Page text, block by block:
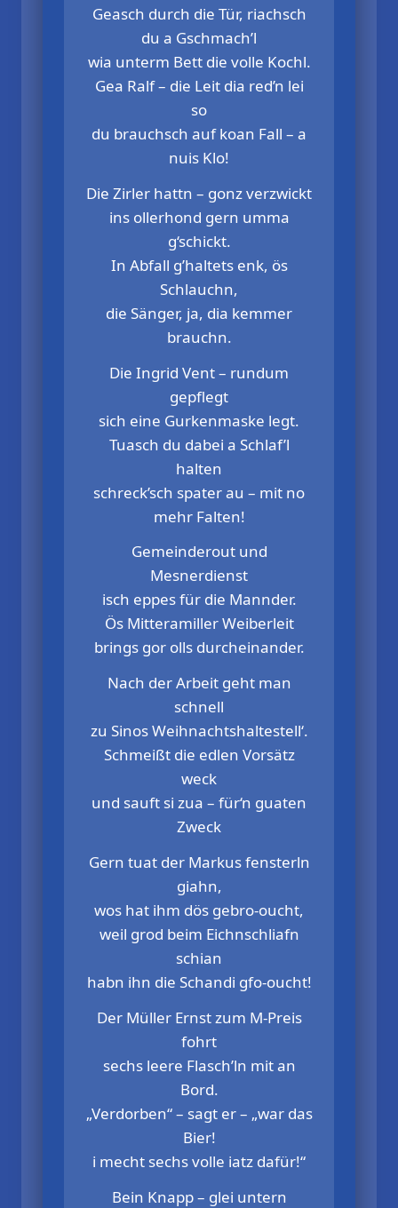
Geasch durch die Tür, riachsch
du a Gschmach’l
wia unterm Bett die volle Kochl.
Gea Ralf – die Leit dia red’n lei
so
du brauchsch auf koan Fall – a
nuis Klo!
Die Zirler hattn – gonz verzwickt
ins ollerhond gern umma
g‘schickt.
In Abfall g’haltets enk, ös
Schlauchn,
die Sänger, ja, dia kemmer
brauchn.
Die Ingrid Vent – rundum
gepflegt
sich eine Gurkenmaske legt.
Tuasch du dabei a Schlaf’l
halten
schreck’sch spater au – mit no
mehr Falten!
Gemeinderout und
Mesnerdienst
isch eppes für die Mannder.
Ös Mitteramiller Weiberleit
brings gor olls durcheinander.
Nach der Arbeit geht man
schnell
zu Sinos Weihnachtshaltestell‘.
Schmeißt die edlen Vorsätz
weck
und sauft si zua – für‘n guaten
Zweck
Gern tuat der Markus fensterln
giahn,
wos hat ihm dös gebro-oucht,
weil grod beim Eichnschliafn
schian
habn ihn die Schandi gfo-oucht!
Der Müller Ernst zum M-Preis
fohrt
sechs leere Flasch’ln mit an
Bord.
„Verdorben“ – sagt er – „war das
Bier!
i mecht sechs volle iatz dafür!“
Bein Knapp – glei untern